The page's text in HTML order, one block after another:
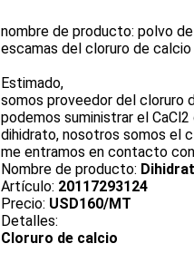
nombre de producto: polvo
escamas del cloruro de calcio
Estimado,
somos proveedor del cloruro
podemos suministrar el
dihidrato, nosotros somos el
me entramos en contacto
Nombre de producto:
Artículo: 20117293124
Precio: USD160/MT
Detalles:
Cloruro de calcio